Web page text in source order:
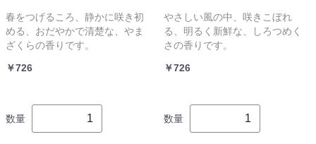
春をつげるころ、静かに咲き初
める、おだやかで清楚な、やま
ざくらの香りです。
￥726
数量
やさしい風の中、咲きこぼれ
る、明るく新鮮な、しろつめく
さの香りです。
￥726
数量